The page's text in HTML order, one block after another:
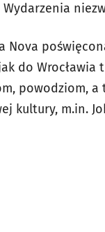
Nova
do Wrocławia
powodziom, a
kultury, m.in.